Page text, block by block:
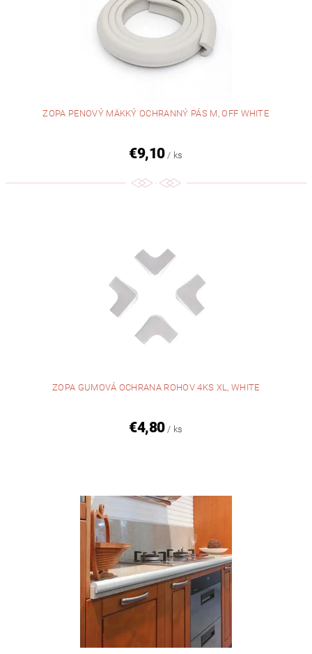
ZOPA PENOVÝ MÄKKÝ OCHRANNÝ PÁS M, OFF WHITE
€9,10 / ks
ZOPA GUMOVÁ OCHRANA ROHOV 4KS XL, WHITE
€4,80 / ks